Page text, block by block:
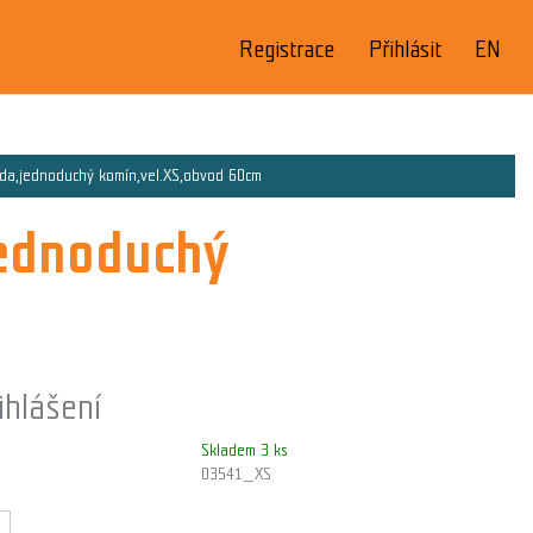
EN
Registrace Přihlásit
komín,vel.XS,obvod 60cm
Skladem 3 ks
03541_XS